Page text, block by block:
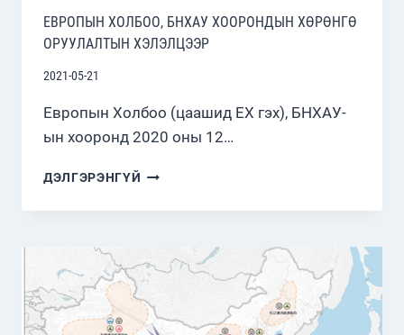
ЕВРОПЫН ХОЛБОО, БНХАУ ХООРОНДЫН ХӨРӨНГӨ
ОРУУЛАЛТЫН ХЭЛЭЛЦЭЭР
2021-05-21
Европын Холбоо (цаашид ЕХ гэх), БНХАУ-
ын хооронд 2020 оны 12…
ДЭЛГЭРЭНГҮЙ ЕВРОПЫН
БНХАУ
ХӨРӨНГӨ
ОРУУЛАЛТЫН
ХЭЛЭЛЦЭЭР